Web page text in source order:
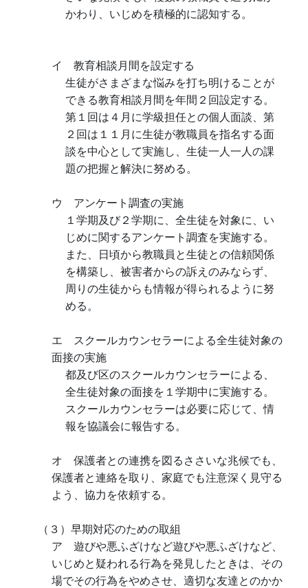
かわり、いじめを積極的に認知する。
イ 教育相談月間を設定する
生徒がさまざまな悩みを打ち明けることが
できる教育相談月間を年間２回設定する。
第１回は４月に学級担任との個人面談、第
２回は１１月に生徒が教職員を指名する面
談を中心として実施し、生徒一人一人の課
題の把握と解決に努める。
ウ アンケート調査の実施
１学期及び２学期に、全生徒を対象に、い
じめに関するアンケート調査を実施する。
また、日頃から教職員と生徒との信頼関係
を構築し、被害者からの訴えのみならず、
周りの生徒からも情報が得られるように努
める。
エ スクールカウンセラーによる全生徒対象の
面接の実施
都及び区のスクールカウンセラーによる、
全生徒対象の面接を１学期中に実施する。
スクールカウンセラーは必要に応じて、情
報を協議会に報告する。
オ 保護者との連携を図るささいな兆候でも、
保護者と連絡を取り、家庭でも注意深く見守る
よう、協力を依頼する。
（３）早期対応のための取組
ア 遊びや悪ふざけなど遊びや悪ふざけなど、
いじめと疑われる行為を発見したときは、その
場でその行為をやめさせ、適切な友達とのかか